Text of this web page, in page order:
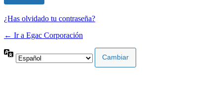
¿Has olvidado tu contraseña?
← Ir a Egac Corporación